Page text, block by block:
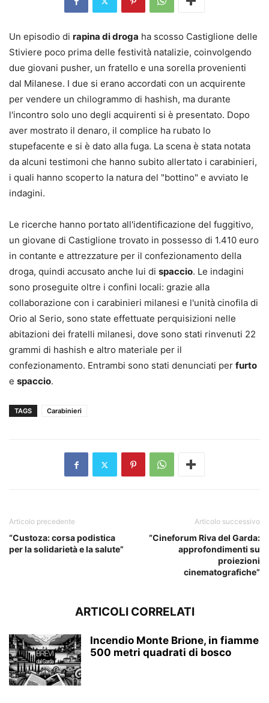
Un episodio di rapina di droga ha scosso Castiglione delle
Stiviere poco prima delle festività natalizie, coinvolgendo
due giovani pusher, un fratello e una sorella provenienti
dal Milanese. I due si erano accordati con un acquirente
per vendere un chilogrammo di hashish, ma durante
l'incontro solo uno degli acquirenti si è presentato. Dopo
aver mostrato il denaro, il complice ha rubato lo
stupefacente e si è dato alla fuga. La scena è stata notata
da alcuni testimoni che hanno subito allertato i carabinieri,
i quali hanno scoperto la natura del "bottino" e avviato le
indagini.
Le ricerche hanno portato all'identificazione del fuggitivo,
un giovane di Castiglione trovato in possesso di 1.410 euro
in contante e attrezzature per il confezionamento della
droga, quindi accusato anche lui di spaccio. Le indagini
sono proseguite oltre i confini locali: grazie alla
collaborazione con i carabinieri milanesi e l'unità cinofila di
Orio al Serio, sono state effettuate perquisizioni nelle
abitazioni dei fratelli milanesi, dove sono stati rinvenuti 22
grammi di hashish e altro materiale per il
confezionamento. Entrambi sono stati denunciati per furto
e spaccio.
TAGS Carabinieri
Articolo precedente
“Custoza: corsa podistica
per la solidarietà e la salute”
Articolo successivo
“Cineforum Riva del Garda:
approfondimenti su
proiezioni
cinematografiche”
ARTICOLI CORRELATI
Incendio Monte Brione, in fiamme
500 metri quadrati di bosco